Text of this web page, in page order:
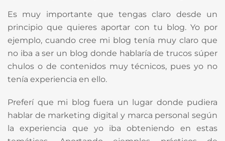
Es muy importante que tengas claro desde un
principio que quieres aportar con tu blog. Yo por
ejemplo, cuando cree mi blog tenía muy claro que
no iba a ser un blog donde hablaría de trucos súper
chulos o de contenidos muy técnicos, pues yo no
tenía experiencia en ello.
Preferí que mi blog fuera un lugar donde pudiera
hablar de marketing digital y marca personal según
la experiencia que yo iba obteniendo en estas